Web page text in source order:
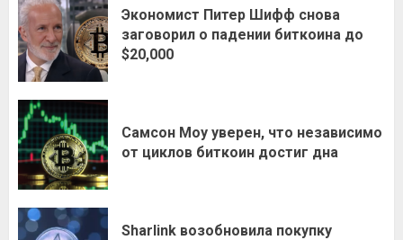
Экономист Питер Шифф снова
заговорил о падении биткоина до
$20,000
Самсон Моу уверен, что независимо
от циклов биткоин достиг дна
Sharlink возобновила покупку